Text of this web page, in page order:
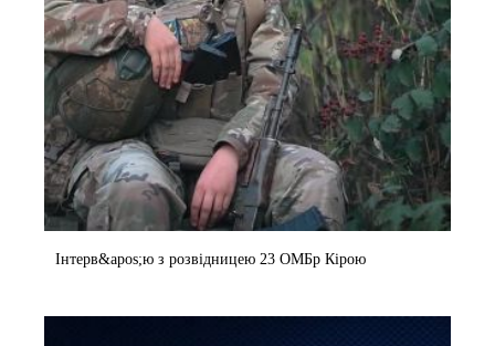
Інтерв&apos;ю з розвідницею 23 ОМБр Кірою